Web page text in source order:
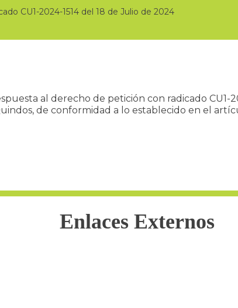
CU1-2024-1514 del 18 de Julio de 2024
al derecho de petición con radicado CU1-
de conformidad a lo establecido en el
Enlaces Externos